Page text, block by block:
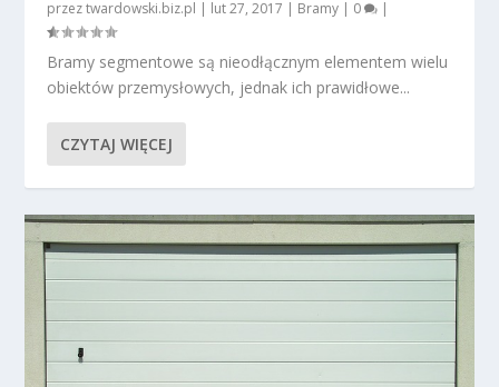
przeztwardowski.biz.pl | lut 27, 2017 | Bramy | 0 |
Bramy segmentowe są nieodłącznym elementem wielu
obiektów przemysłowych, jednak ich prawidłowe...
CZYTAJ WIĘCEJ